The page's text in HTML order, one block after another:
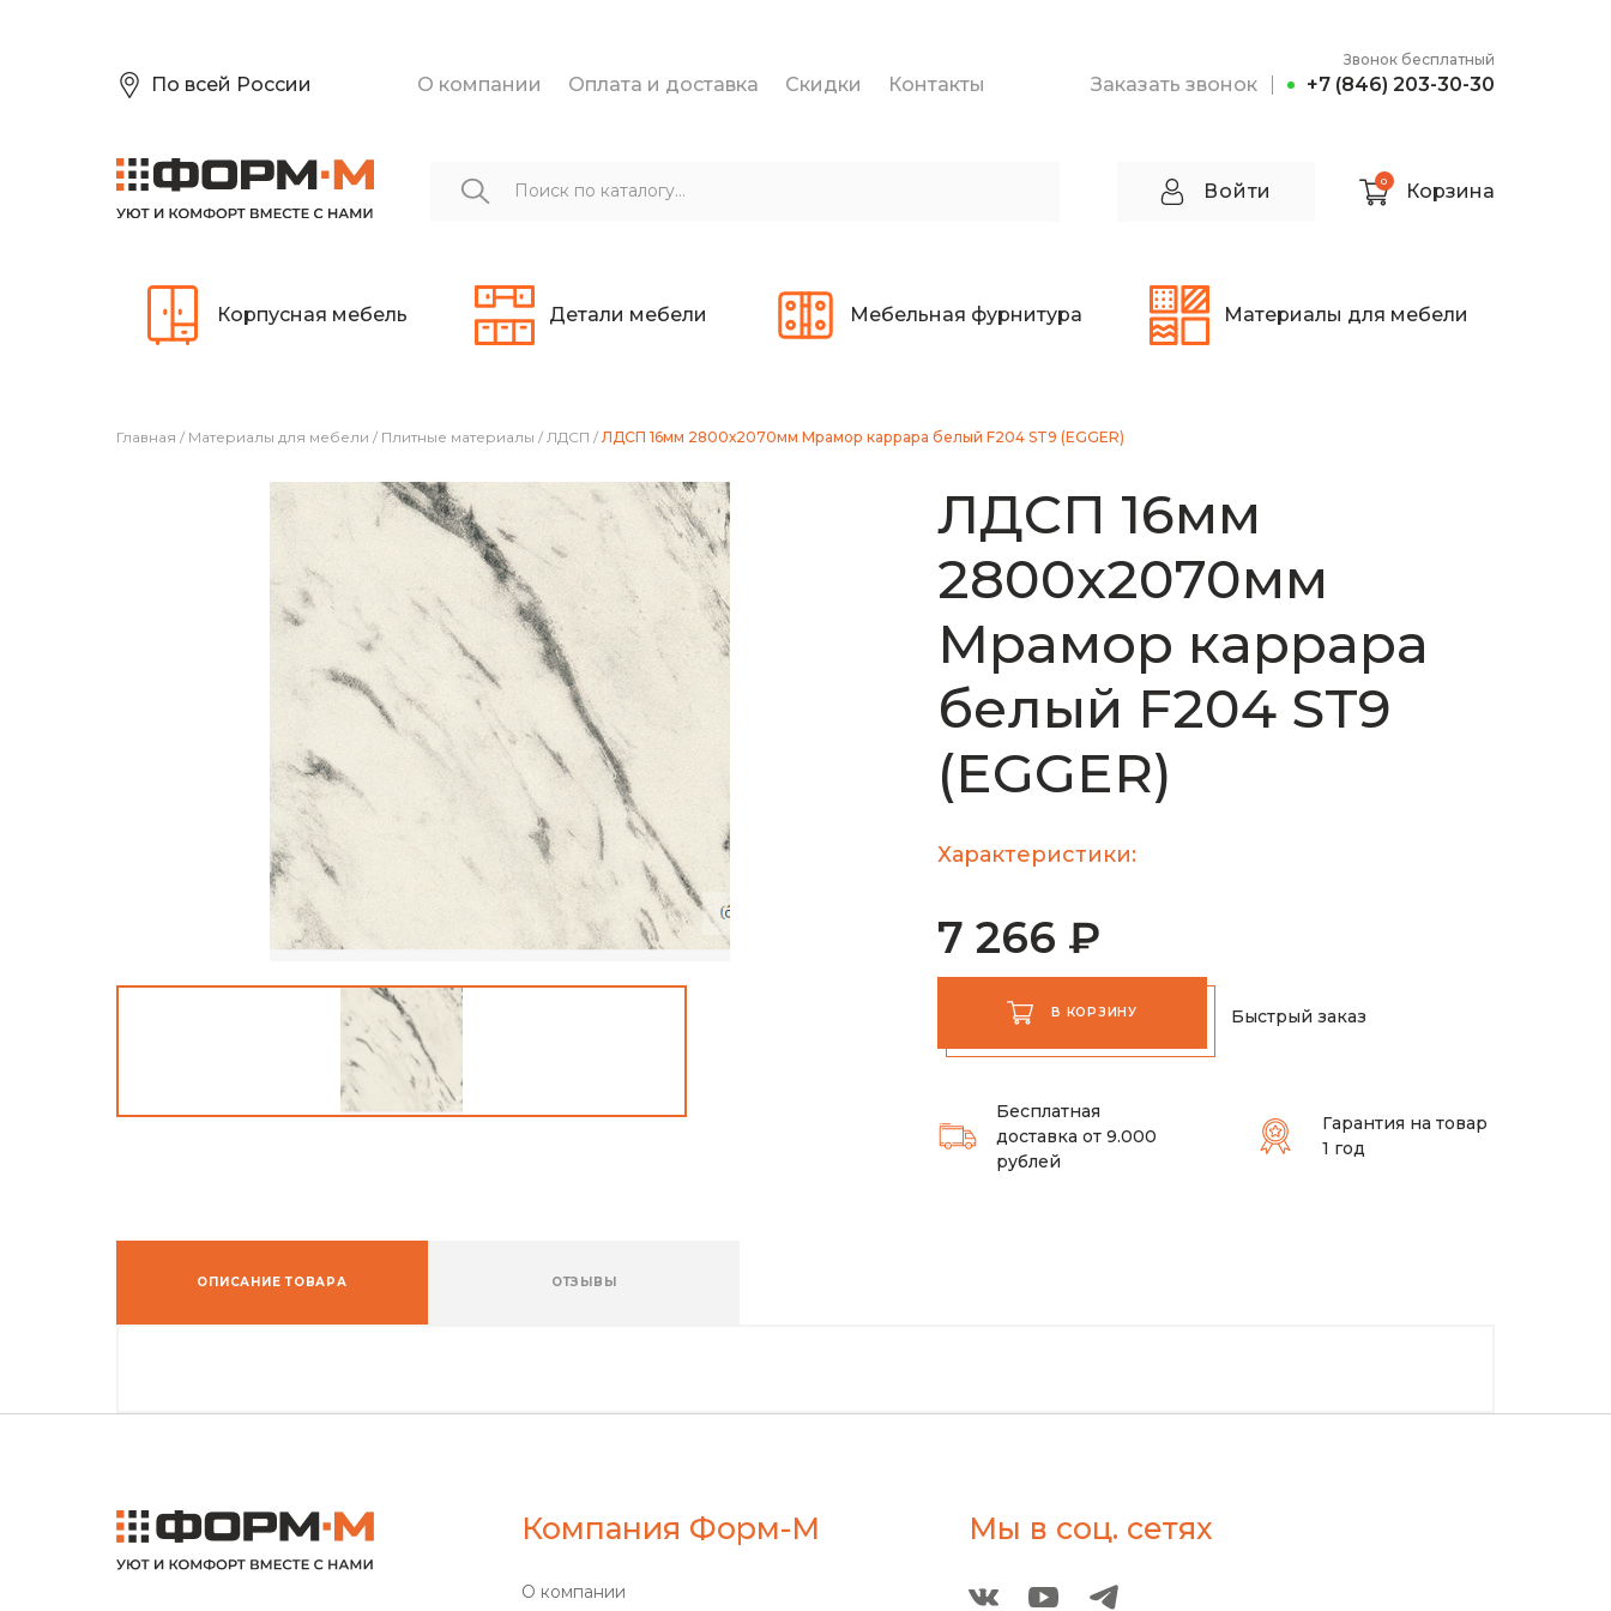
По всей России О компании Оплата и доставка Скидки Контакты Заказать звонок
Звонок бесплатный
+7 (846) 203-30-30
Войти 0 Корзина
Корпусная мебель Детали мебели Мебельная фурнитура Материалы для мебели
Главная / Материалы для мебели / Плитные материалы / ЛДСП / ЛДСП 16мм 2800х2070мм Мрамор каррара белый F204 ST9 (EGGER)
ЛДСП 16мм
2800х2070мм
Мрамор каррара
белый F204 ST9
(EGGER)
Характеристики:
7 266 ₽
В КОРЗИНУ Быстрый заказ
Бесплатная
доставка от 9.000
рублей
Гарантия на товар
1 год
ОПИСАНИЕ ТОВАРА ОТЗЫВЫ
Компания Форм-М
О компании
Мы в соц. сетях